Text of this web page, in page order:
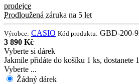
prodejce
Prodloužená záruka na 5 let
Výrobce: CASIO Kód produktu: GBD-200-
3 890 Kč
Vyberte si dárek
Jakmile přidáte do košíku 1 ks, dostanete
Vyberte ...
Žádný dárek